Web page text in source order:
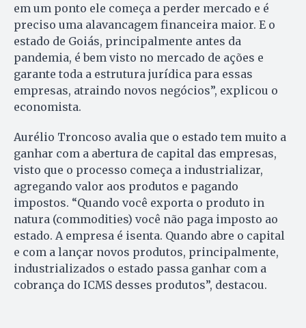
em um ponto ele começa a perder mercado e é
preciso uma alavancagem financeira maior. E o
estado de Goiás, principalmente antes da
pandemia, é bem visto no mercado de ações e
garante toda a estrutura jurídica para essas
empresas, atraindo novos negócios”, explicou o
economista.
Aurélio Troncoso avalia que o estado tem muito a
ganhar com a abertura de capital das empresas,
visto que o processo começa a industrializar,
agregando valor aos produtos e pagando
impostos. “Quando você exporta o produto in
natura (commodities) você não paga imposto ao
estado. A empresa é isenta. Quando abre o capital
e com a lançar novos produtos, principalmente,
industrializados o estado passa ganhar com a
cobrança do ICMS desses produtos”, destacou.